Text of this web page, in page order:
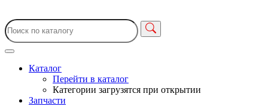
Каталог
Перейти в каталог
Категории загрузятся при открытии
Запчасти